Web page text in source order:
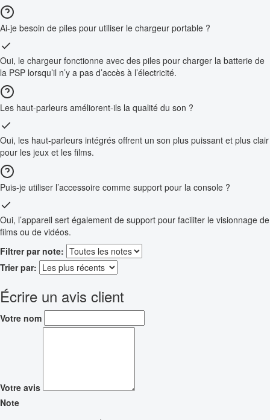
Ai-je besoin de piles pour utiliser le chargeur portable ?
Oui, le chargeur fonctionne avec des piles pour charger la batterie de
la PSP lorsqu’il n’y a pas d’accès à l’électricité.
Les haut-parleurs améliorent-ils la qualité du son ?
Oui, les haut-parleurs intégrés offrent un son plus puissant et plus clair
pour les jeux et les films.
Puis-je utiliser l’accessoire comme support pour la console ?
Oui, l’appareil sert également de support pour faciliter le visionnage de
films ou de vidéos.
Filtrer par note:
Trier par:
Écrire un avis client
Votre nom
Votre avis
Note